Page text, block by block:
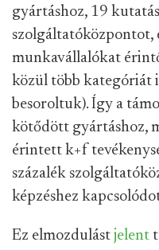
gyártáshoz, 19
szolgáltatóközpontot,
munkavállalókat
közül több kategóriát
besoroltuk). Így a
kötődött gyártáshoz,
érintett k+f
százalék
képzéshez
Ez elmozdulást jelent